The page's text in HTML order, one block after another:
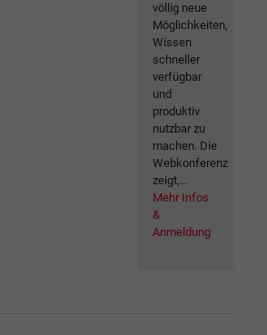
völlig neue
Möglichkeiten,
Wissen
schneller
verfügbar
und
produktiv
nutzbar zu
machen. Die
Webkonferenz
zeigt,...
Mehr Infos
&
Anmeldung